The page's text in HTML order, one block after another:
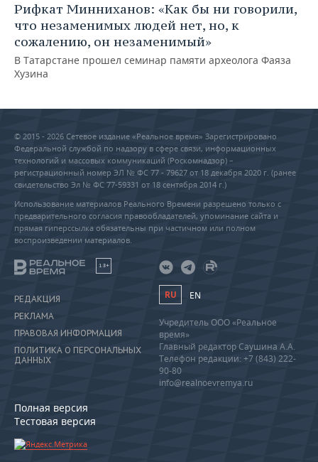
Рифкат Минниханов: «Как бы ни говорили,
что незаменимых людей нет, но, к
сожалению, он незаменимый»
В Татарстане прошел семинар памяти археолога Фаяза
Хузина
© 2015 - 2026 Сетевое издание «Реальное время» Зарегистрировано
Федеральной службой по надзору в сфере связи, информационных
технологий и массовых коммуникаций (Роскомнадзор) –
регистрационный номер ЭЛ № ФС 77 - 79627 от 18 декабря 2020 г. (ранее
свидетельство Эл № ФС 77-59331 от 18 сентября 2014 г.)
Использование материалов Реального Времени разрешено только с
предварительного согласия правообладателей, упоминание сайта и
прямая гиперссылка обязательны при частичном или полном
воспроизведении материалов.
18+
РЕДАКЦИЯ
РЕКЛАМА
ПРАВОВАЯ ИНФОРМАЦИЯ
ПОЛИТИКА О ПЕРСОНАЛЬНЫХ
ДАННЫХ
Полная версия
Тестовая версия
RU EN
Учредитель ООО «Реальное
время»
Главный редактор Саушина А.А.
Телефон редакции: +7 (843) 222-
90-80
info@realnoevremya.ru